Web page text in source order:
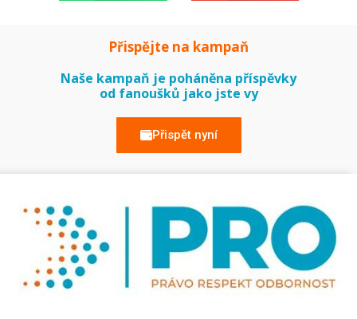
Přispějte na kampaň
Naše kampaň je poháněna příspěvky
od fanoušků jako jste vy
Přispět nyní